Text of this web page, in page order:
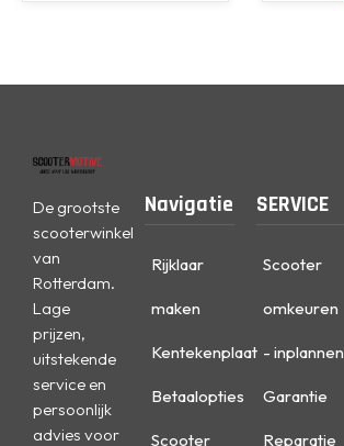
De grootste
scooterwinkel
van
Rotterdam.
Lage
prijzen,
uitstekende
service en
persoonlijk
advies voor
Navigatie
Rijklaar
maken
Kentekenplaat
Betaalopties
Scooter
SERVICE
Scooter
omkeuren
- inplannen
Garantie
Reparatie